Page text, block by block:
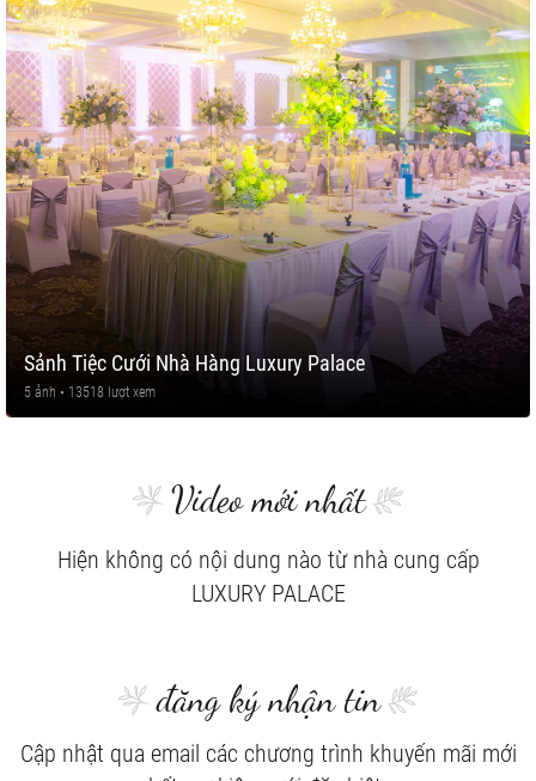
Sảnh Tiệc Cưới Nhà Hàng Luxury Palace
5 ảnh • 13518 lượt xem
Video mới nhất
Hiện không có nội dung nào từ nhà cung cấp
LUXURY PALACE
đăng ký nhận tin
Cập nhật qua email các chương trình khuyến mãi mới